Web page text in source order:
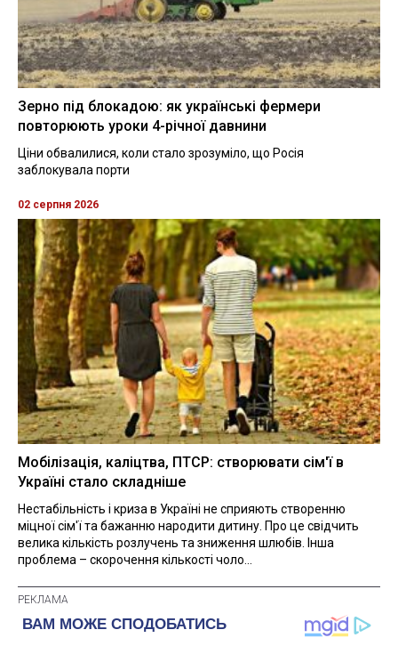
Зерно під блокадою: як українські фермери
повторюють уроки 4-річної давнини
Ціни обвалилися, коли стало зрозуміло, що Росія
заблокувала порти
02 серпня 2026
Мобілізація, каліцтва, ПТСР: створювати сім'ї в
Україні стало складніше
Нестабільність і криза в Україні не сприяють створенню
міцної сім'ї та бажанню народити дитину. Про це свідчить
велика кількість розлучень та зниження шлюбів. Інша
проблема – скорочення кількості чоло...